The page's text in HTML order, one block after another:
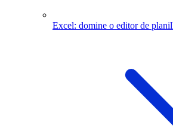
Excel: domine o editor de